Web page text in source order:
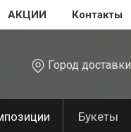
АКЦИИ Контакты
Город доставки
Букеты